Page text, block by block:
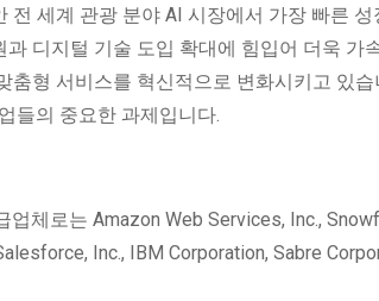
전 세계 관광 분야 AI 시장에서 가장 빠른
디지털 기술 도입 확대에 힘입어 더욱 가
춤형 서비스를 혁신적으로 변화시키고 있
들의 중요한 과제입니다.
체로는 Amazon Web Services, Inc.,
Inc., IBM Corporation, Sabre